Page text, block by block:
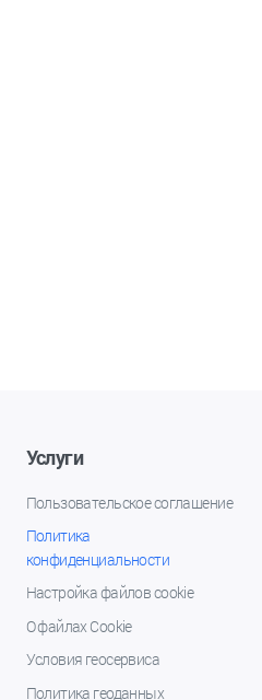
Услуги
Пользовательское соглашение
Политика
конфиденциальности
Настройка файлов cookie
О файлах Cookie
Условия геосервиса
Политика геоданных